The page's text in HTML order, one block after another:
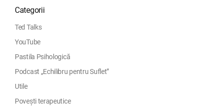
Categorii
Ted Talks
YouTube
Pastila Psihologică
Podcast „Echilibru pentru Suflet”
Utile
Povești terapeutice